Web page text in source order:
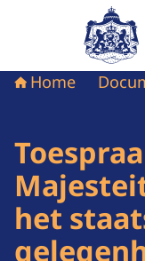
Naar
Home
het